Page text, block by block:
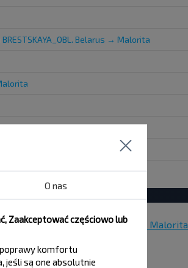
Belarus → Malorita
Wszystkie dworce Malorita
O nas
Zaakceptować częściowo lub
komfortu
jeśli są one absolutnie